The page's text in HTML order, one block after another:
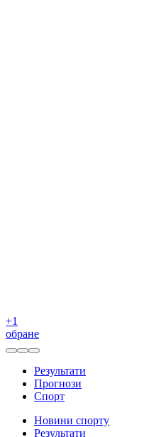
+1
обране
Результати
Прогнози
Спорт
Новини спорту
Результати